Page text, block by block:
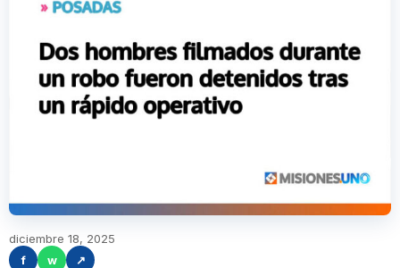
diciembre 18, 2025
f
w ↗